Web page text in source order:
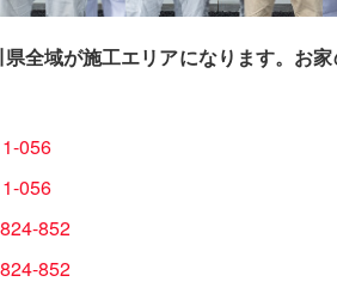
全域が施工エリアになります。お
056
056
852
852